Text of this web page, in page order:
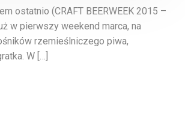
ostatnio (CRAFT BEERWEEK 2015 –
w pierwszy weekend marca, na
rzemieślniczego piwa,
W […]